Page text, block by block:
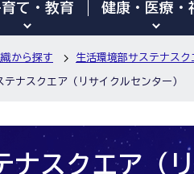
て・教育 健康・医療・
から探す 生活環境部サステナスク
テナスクエア（リサイクルセンター）
ナスクエア（